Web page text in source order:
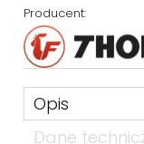
Producent:
Opis
Dane